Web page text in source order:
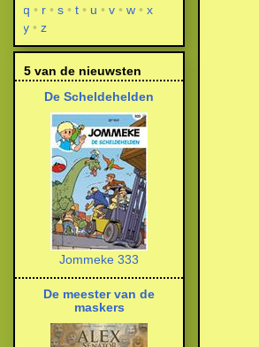
q
r s t u v w
x
y
z
5 van de nieuwsten
De Scheldehelden
Jommeke 333
De meester van de
maskers